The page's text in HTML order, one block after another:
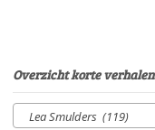
Overzicht korte verhalen
Lea Smulders (119)